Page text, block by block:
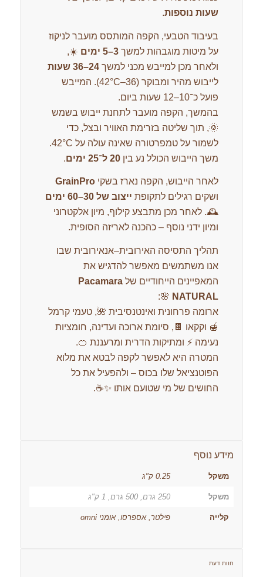
שעות נוספות.
בעיבוד הטבעי, הקפה המותסס מועבר לניקוז
על מיטות מוגבהות למשך 3–5 ימים
☀️,
ולאחר מכן למייבש מכני למשך 24–36 שעות
לייבוש מהיר ומבוקר (36–42°C). המייבש
פועל כ־10–12 שעות ביום.
בהמשך, הקפה מועבר לתחנת ייבוש בשמש
🌞, תוך שליטה בזרימת האוויר ובצל, כדי
לשמור על טמפרטורה שאינה עולה על 42°C.
משך הייבוש הכולל נע בין 20 ל־25 ימים .
לאחר הייבוש, הקפה נארז בשקי GrainPro
ושקים רגילים לתקופת ייצוב של 30–60 ימים
🕰️. לאחר מכן מתבצע קילוף, מיון אלקטרוני
ומיון ידני נוסף – כהכנה לאריזה הסופית.
תהליך התסיסה האירובית–אנאירובית שבו
אנו משתמשים מאפשר להדגיש את
המאפיינים הייחודיים של Pacamara
NATURAL
🌸:
ארומה פרחונית ואינטנסיבית 🌺, טעמי קרמל
🍯 וקקאו 🍫, סיומת ארוכה ועדינה, חומציות
נעימה ⚡ ומתיקות הדרית ומרעננת 🍊.
המטרה היא לאפשר לקפה לבטא את מלוא
הפוטנציאל שלו בכוס – ולהפעיל את כל
החושים של מי שטועם אותו ✨☕.
מידע נוסף
משקל 0.25 ק"ג
משקל 250 גרם, 500 גרם, 1 ק"ג
קלייה פילטר, אספרסו, אומני omni
חוות דעת